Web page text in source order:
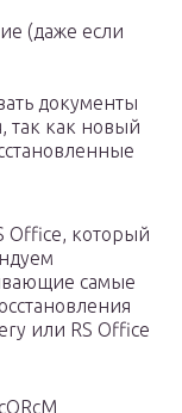
(даже если
документы
так как новый
Office, который
самые
или RS Office